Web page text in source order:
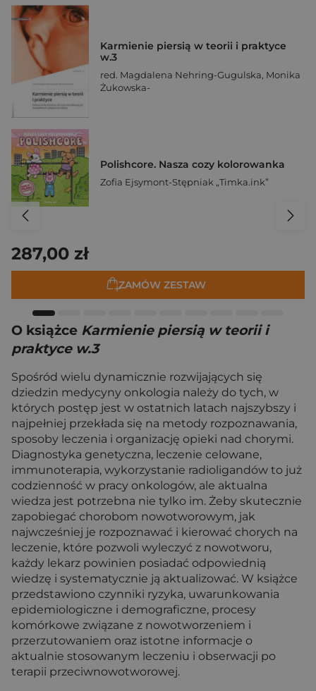
Karmienie piersią w teorii i praktyce
w.3
red. Magdalena Nehring-Gugulska, Monika
Żukowska-
Polishcore. Nasza cozy kolorowanka
Zofia Ejsymont-Stępniak „Timka.ink”
287,00 zł
ZAMÓW ZESTAW
O książce Karmienie piersią w teorii i
praktyce w.3
Spośród wielu dynamicznie rozwijających się
dziedzin medycyny onkologia należy do tych, w
których postęp jest w ostatnich latach najszybszy i
najpełniej przekłada się na metody rozpoznawania,
sposoby leczenia i organizację opieki nad chorymi.
Diagnostyka genetyczna, leczenie celowane,
immunoterapia, wykorzystanie radioligandów to już
codzienność w pracy onkologów, ale aktualna
wiedza jest potrzebna nie tylko im. Żeby skutecznie
zapobiegać chorobom nowotworowym, jak
najwcześniej je rozpoznawać i kierować chorych na
leczenie, które pozwoli wyleczyć z nowotworu,
każdy lekarz powinien posiadać odpowiednią
wiedzę i systematycznie ją aktualizować. W książce
przedstawiono czynniki ryzyka, uwarunkowania
epidemiologiczne i demograficzne, procesy
komórkowe związane z nowotworzeniem i
przerzutowaniem oraz istotne informacje o
aktualnie stosowanym leczeniu i obserwacji po
terapii przeciwnowotworowej.